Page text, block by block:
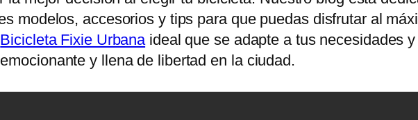
modelos, accesorios y tips para que puedas disfrutar al
Bicicleta Fixie Urbanaideal que se adapte a tus necesidades
y llena de libertad en la ciudad.